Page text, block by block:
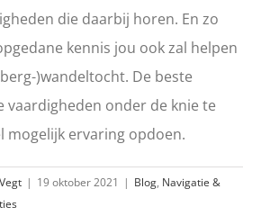
die daarbij horen. En zo
kennis jou ook zal helpen
)wandeltocht. De beste
vaardigheden onder de knie te
mogelijk ervaring opdoen.
| 19 oktober 2021 | Blog, Navigatie &